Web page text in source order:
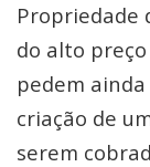
Propriedade
do alto
pedem
criação de
serem